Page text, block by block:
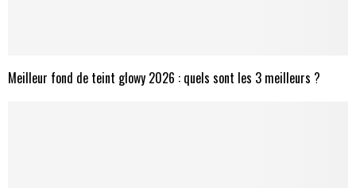
Meilleur fond de teint glowy 2026 : quels sont les 3 meilleurs ?